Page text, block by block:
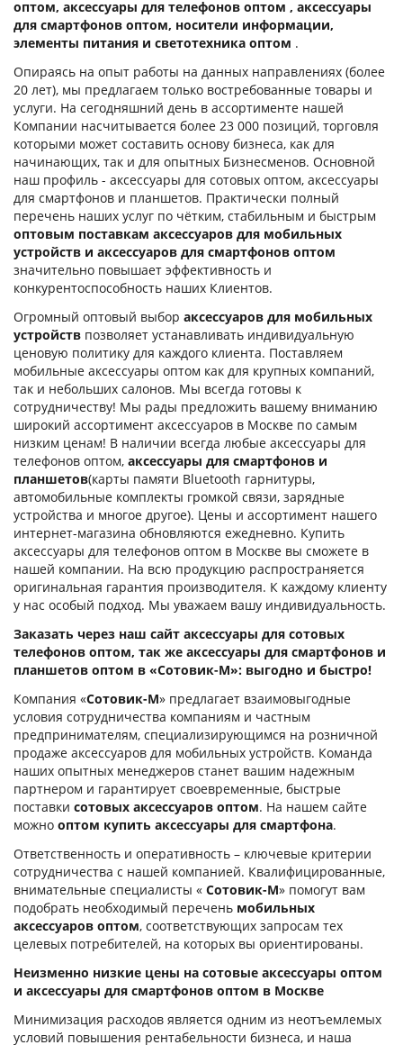
оптом, аксессуары для телефонов оптом , аксессуары
для смартфонов оптом, носители информации,
элементы питания и светотехника оптом .
Опираясь на опыт работы на данных направлениях (более
20 лет), мы предлагаем только востребованные товары и
услуги. На сегодняшний день в ассортименте нашей
Компании насчитывается более 23 000 позиций, торговля
которыми может составить основу бизнеса, как для
начинающих, так и для опытных Бизнесменов. Основной
наш профиль - аксессуары для сотовых оптом, аксессуары
для смартфонов и планшетов. Практически полный
перечень наших услуг по чётким, стабильным и быстрым
оптовым поставкам аксессуаров для мобильных
устройств и аксессуаров для смартфонов оптом
значительно повышает эффективность и
конкурентоспособность наших Клиентов.
Огромный оптовый выбор аксессуаров для мобильных
устройств позволяет устанавливать индивидуальную
ценовую политику для каждого клиента. Поставляем
мобильные аксессуары оптом как для крупных компаний,
так и небольших салонов. Мы всегда готовы к
сотрудничеству! Мы рады предложить вашему вниманию
широкий ассортимент аксессуаров в Москве по самым
низким ценам! В наличии всегда любые аксессуары для
телефонов оптом, аксессуары для смартфонов и
планшетов(карты памяти Bluetooth гарнитуры,
автомобильные комплекты громкой связи, зарядные
устройства и многое другое). Цены и ассортимент нашего
интернет-магазина обновляются ежедневно. Купить
аксессуары для телефонов оптом в Москве вы сможете в
нашей компании. На всю продукцию распространяется
оригинальная гарантия производителя. К каждому клиенту
у нас особый подход. Мы уважаем вашу индивидуальность.
Заказать через наш сайт аксессуары для сотовых
телефонов оптом, так же аксессуары для смартфонов и
планшетов оптом в «Сотовик-М»: выгодно и быстро!
Компания «Сотовик-М» предлагает взаимовыгодные
условия сотрудничества компаниям и частным
предпринимателям, специализирующимся на розничной
продаже аксессуаров для мобильных устройств. Команда
наших опытных менеджеров станет вашим надежным
партнером и гарантирует своевременные, быстрые
поставки сотовых аксессуаров оптом. На нашем сайте
можно оптом купить аксессуары для смартфона.
Ответственность и оперативность – ключевые критерии
сотрудничества с нашей компанией. Квалифицированные,
внимательные специалисты « Сотовик-М» помогут вам
подобрать необходимый перечень мобильных
аксессуаров оптом, соответствующих запросам тех
целевых потребителей, на которых вы ориентированы.
Неизменно низкие цены на сотовые аксессуары оптом
и аксессуары для смартфонов оптом в Москве
Минимизация расходов является одним из неотъемлемых
условий повышения рентабельности бизнеса, и наша